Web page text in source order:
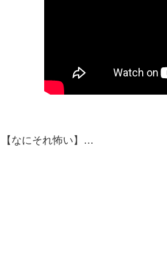
【なにそれ怖い】…